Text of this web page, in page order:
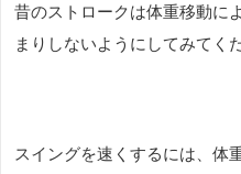
昔のストロークは体重移動に
まりしないようにしてみてく
スイングを速くするには、体